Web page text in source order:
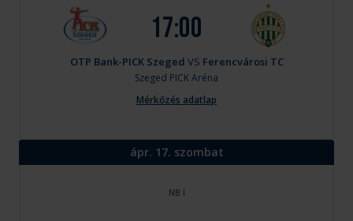
17:00
OTP Bank-PICK Szeged VS Ferencvárosi TC
Szeged PICK Aréna
Mérkőzés adatlap
ápr. 17. szombat
NB I